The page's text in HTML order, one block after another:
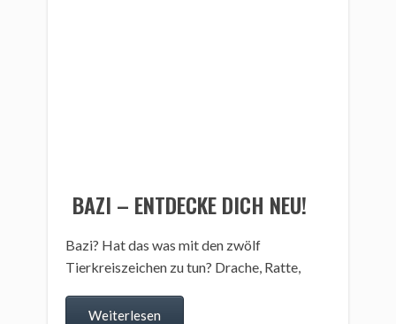
BAZI – ENTDECKE DICH NEU!
Bazi? Hat das was mit den zwölf
Tierkreiszeichen zu tun? Drache, Ratte,
Weiterlesen